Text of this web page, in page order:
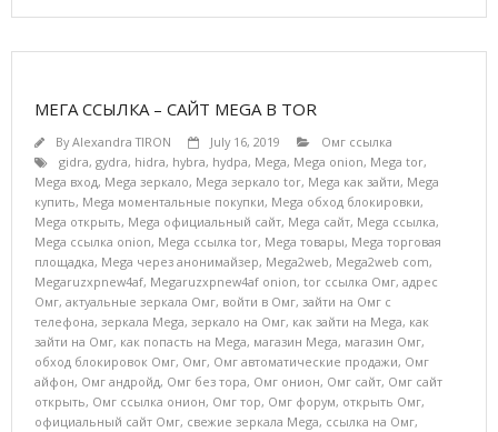
МЕГА ССЫЛКА – САЙТ MEGA В TOR
ByAlexandra TIRON July 16, 2019
Омг ссылка
gidra, gydra, hidra, hybra, hydpa, Mega, Mega onion, Mega tor,
Mega вход, Mega зеркало, Mega зеркало tor, Mega как зайти, Mega
купить, Mega моментальные покупки, Mega обход блокировки,
Mega открыть, Mega официальный сайт, Mega сайт, Mega ссылка,
Mega ссылка onion, Mega ссылка tor, Mega товары, Mega торговая
площадка, Mega через анонимайзер, Mega2web, Mega2web com,
Megaruzxpnew4af, Megaruzxpnew4af onion, tor ссылка Омг, адрес
Омг, актуальные зеркала Омг, войти в Омг, зайти на Омг с
телефона, зеркала Mega, зеркало на Омг, как зайти на Mega, как
зайти на Омг, как попасть на Mega, магазин Mega, магазин Омг,
обход блокировок Омг, Омг, Омг автоматические продажи, Омг
айфон, Омг андройд, Омг без тора, Омг онион, Омг сайт, Омг сайт
открыть, Омг ссылка онион, Омг тор, Омг форум, открыть Омг,
официальный сайт Омг, свежие зеркала Mega, ссылка на Омг,